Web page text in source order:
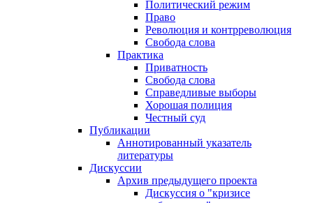
Политический режим
Право
Революция и контрреволюция
Свобода слова
Практика
Приватность
Свобода слова
Справедливые выборы
Хорошая полиция
Честный суд
Публикации
Аннотированный указатель
литературы
Дискуссии
Архив предыдущего проекта
Дискуссия о "кризисе